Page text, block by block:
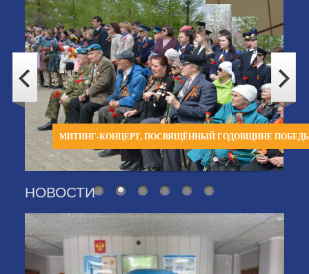
МИТИНГ-КОНЦЕРТ, ПОСВЯЩЁННЫЙ ГОДОВЩИНЕ
НОВОСТИ